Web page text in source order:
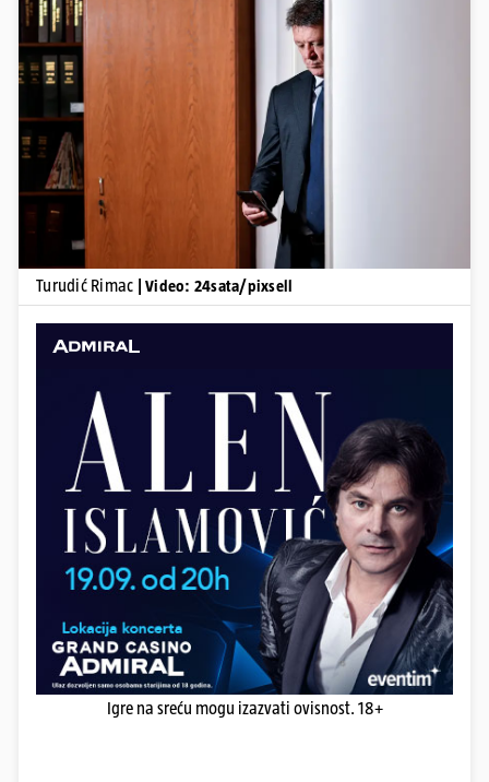
Pokretanje videa...
Turudić Rimac | Video: 24sata/pixsell
Igre na sreću mogu izazvati ovisnost. 18+